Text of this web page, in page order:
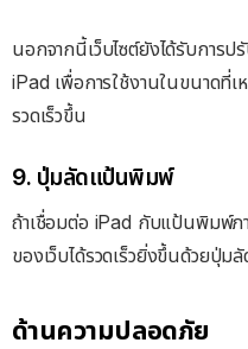
นอกจากนี้เว็บไซต์ยังได้รับการป
iPad เพื่อการใช้งานในขนาดที่เ
รวดเร็วขึ้น
9. ปุ่มลัดแป้นพิมพ์
ถ้าเชื่อมต่อ iPad กับแป้นพิมพ์ภ
ของเว็บได้รวดเร็วยิ่งขึ้นด้วยปุ่
ด้านความปลอดภัย